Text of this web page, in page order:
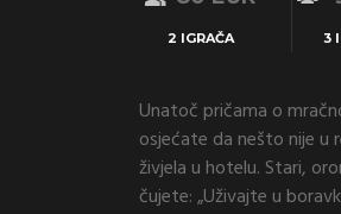
2 IGRAČA 3
Unatoč pričama o
osjećate da nešto nije u
živjela u hotelu. Stari,
čujete: „Uživajte u